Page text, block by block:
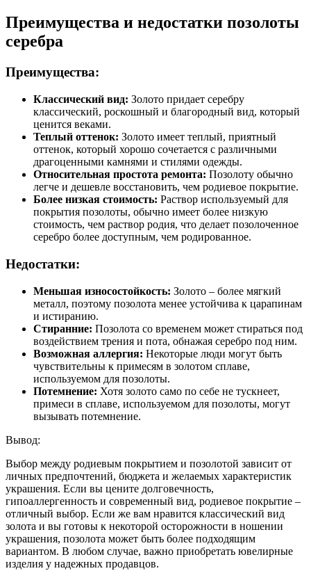
Преимущества и недостатки позолоты
серебра
Преимущества:
Классический вид: Золото придает серебру
классический, роскошный и благородный вид, который
ценится веками.
Теплый оттенок: Золото имеет теплый, приятный
оттенок, который хорошо сочетается с различными
драгоценными камнями и стилями одежды.
Относительная простота ремонта: Позолоту обычно
легче и дешевле восстановить, чем родиевое покрытие.
Более низкая стоимость: Раствор используемый для
покрытия позолоты, обычно имеет более низкую
стоимость, чем раствор родия, что делает позолоченное
серебро более доступным, чем родированное.
Недостатки:
Меньшая износостойкость: Золото – более мягкий
металл, поэтому позолота менее устойчива к царапинам
и истиранию.
Стиранние: Позолота со временем может стираться под
воздействием трения и пота, обнажая серебро под ним.
Возможная аллергия: Некоторые люди могут быть
чувствительны к примесям в золотом сплаве,
используемом для позолоты.
Потемнение: Хотя золото само по себе не тускнеет,
примеси в сплаве, используемом для позолоты, могут
вызывать потемнение.
Вывод:
Выбор между родиевым покрытием и позолотой зависит от
личных предпочтений, бюджета и желаемых характеристик
украшения. Если вы цените долговечность,
гипоаллергенность и современный вид, родиевое покрытие –
отличный выбор. Если же вам нравится классический вид
золота и вы готовы к некоторой осторожности в ношении
украшения, позолота может быть более подходящим
вариантом. В любом случае, важно приобретать ювелирные
изделия у надежных продавцов.